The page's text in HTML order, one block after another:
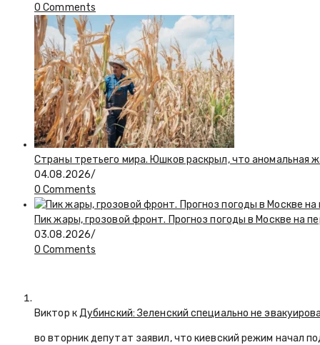
0 Comments
Страны третьего мира. Юшков раскрыл, что аномальная
04.08.2026/
0 Comments
Пик жары, грозовой фронт. Прогноз погоды в Москве на
03.08.2026/
0 Comments
Виктор кДубинский: Зеленский специально не
во вторник депутат заявил, что киевский режим начал